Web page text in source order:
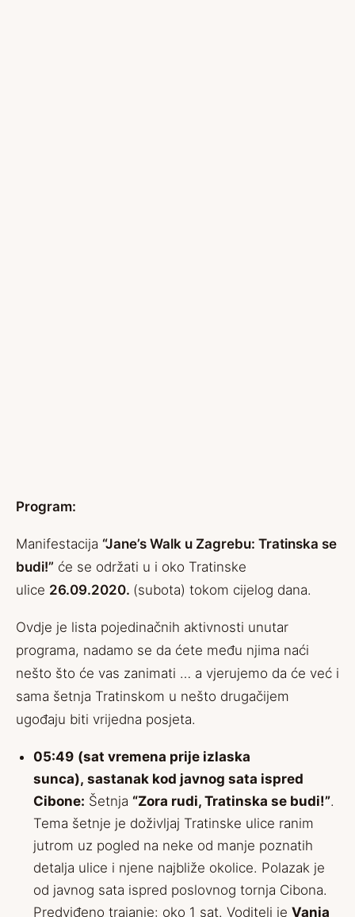
Program:
Manifestacija “Jane’s Walk u Zagrebu: Tratinska se
budi!” će se održati u i oko Tratinske
ulice 26.09.2020. (subota) tokom cijelog dana.
Ovdje je lista pojedinačnih aktivnosti unutar
programa, nadamo se da ćete među njima naći
nešto što će vas zanimati … a vjerujemo da će već i
sama šetnja Tratinskom u nešto drugačijem
ugođaju biti vrijedna posjeta.
05:49 (sat vremena prije izlaska
sunca), sastanak kod javnog sata ispred
Cibone: Šetnja “Zora rudi, Tratinska se budi!”.
Tema šetnje je doživljaj Tratinske ulice ranim
jutrom uz pogled na neke od manje poznatih
detalja ulice i njene najbliže okolice. Polazak je
od javnog sata ispred poslovnog tornja Cibona.
Predviđeno trajanje: oko 1 sat. Voditelj je Vanja